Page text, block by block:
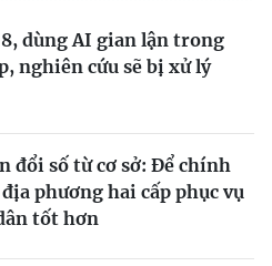
dùng AI gian lận trong
nghiên cứu sẽ bị xử lý
đổi số từ cơ sở: Để chính
phương hai cấp phục vụ
tốt hơn